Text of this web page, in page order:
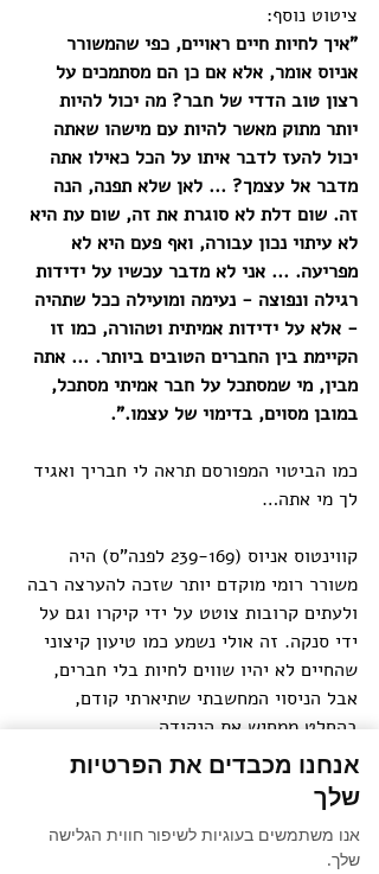
ציטוט נוסף:
"איך לחיות חיים ראויים, כפי שהמשורר
אניוס אומר, אלא אם כן הם מסתמכים על
רצון טוב הדדי של חבר? מה יכול להיות
יותר מתוק מאשר להיות עם מישהו שאתה
יכול להעז לדבר איתו על הכל כאילו אתה
מדבר אל עצמך? ... לאן שלא תפנה, הנה
זה. שום דלת לא סוגרת את זה, שום עת היא
לא עיתוי נכון עבורה, ואף פעם היא לא
מפריעה. ... אני לא מדבר עכשיו על ידידות
רגילה ונפוצה - נעימה ומועילה ככל שתהיה
- אלא על ידידות אמיתית וטהורה, כמו זו
הקיימת בין החברים הטובים ביותר. ... אתה
מבין, מי שמסתכל על חבר אמיתי מסתכל,
במובן מסוים, בדימוי של עצמו.".
כמו הביטוי המפורסם תראה לי חבריך ואגיד
לך מי אתה…
קווינטוס אניוס (239-169 לפנה"ס) היה
משורר רומי מוקדם יותר שזכה להערצה רבה
ולעתים קרובות צוטט על ידי קיקרו וגם על
ידי סנקה. זה אולי נשמע כמו טיעון קיצוני
שהחיים לא יהיו שווים לחיות בלי חברים,
אבל הניסוי המחשבתי שתיארתי קודם,
בהחלט ממחיש את הנקודה.
חבר, אומר קיקרו, הוא כמו דימוי של עצמנו.
אריסטו טען משהו דומה, כשאפיין חבר של
ערכים ומידות טובות משותפות, כמראה
אנחנו מכבדים את הפרטיות
שלך
אנו משתמשים בעוגיות לשיפור חווית הגלישה
שלך.